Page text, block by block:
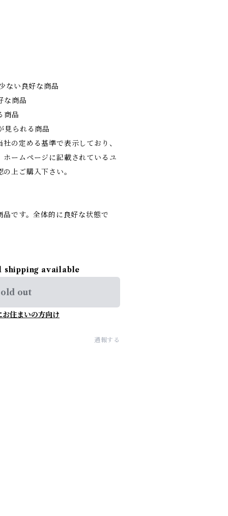
ない良好な商品
な商品
商品
見られる商品
の定める基準で表示しており、
ームページに記載されているユ
上ご購入下さい。
です。全体的に良好な状態で
available
out
お住まいの方向け
通報する